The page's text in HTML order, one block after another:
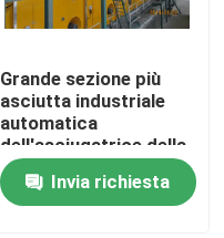
Grande sezione più
asciutta industriale
automatica
dell'asciugatrice della
cartapesta
Invia richiesta